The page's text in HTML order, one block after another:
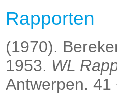
Rapporten
(1970).
1953. WL
Antwerpen.